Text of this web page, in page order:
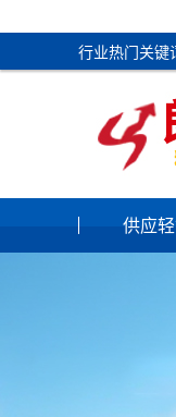
行业热门关键
供应